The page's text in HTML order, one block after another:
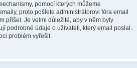
pomocí kterých můžeme
proto pošlete administrátorovi fóra email
přišel. Je velmi důležité, aby v něm byly
podrobné údaje o uživateli, který email poslal.
problém vyřešit.